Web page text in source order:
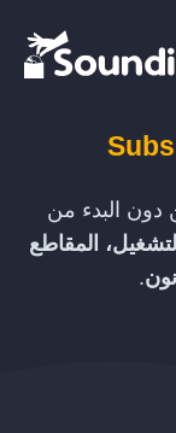
دون البدء من
المقاطع
.